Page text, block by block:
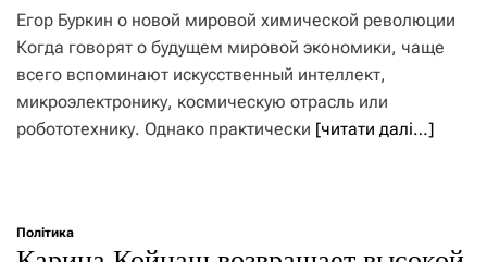
Егор Буркин о новой мировой химической революции
Когда говорят о будущем мировой экономики, чаще
всего вспоминают искусственный интеллект,
микроэлектронику, космическую отрасль или
робототехнику. Однако практически [читати далі…]
Політика